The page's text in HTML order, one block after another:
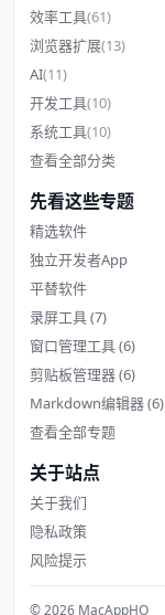
效率工具(61)
浏览器扩展(13)
AI(11)
开发工具(10)
系统工具(10)
查看全部分类
先看这些专题
精选软件
独立开发者App
平替软件
录屏工具(7)
窗口管理工具(6)
剪贴板管理器(6)
Markdown编辑器(6)
查看全部专题
关于站点
关于我们
隐私政策
风险提示
© 2026 MacAppHQ